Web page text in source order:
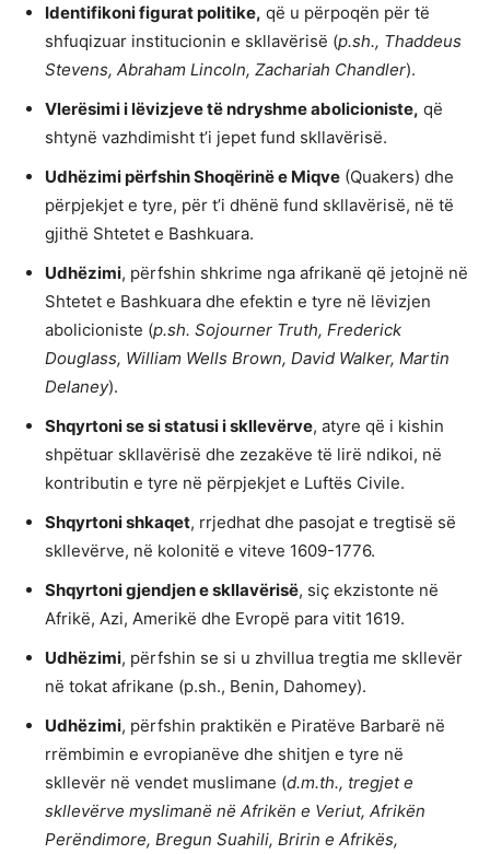
Identifikoni figurat politike, që u përpoqën për të
shfuqizuar institucionin e skllavërisë (p.sh., Thaddeus
Stevens, Abraham Lincoln, Zachariah Chandler).
Vlerësimi i lëvizjeve të ndryshme abolicioniste, që
shtynë vazhdimisht t’i jepet fund skllavërisë.
Udhëzimi përfshin Shoqërinë e Miqve (Quakers) dhe
përpjekjet e tyre, për t’i dhënë fund skllavërisë, në të
gjithë Shtetet e Bashkuara.
Udhëzimi, përfshin shkrime nga afrikanë që jetojnë në
Shtetet e Bashkuara dhe efektin e tyre në lëvizjen
abolicioniste (p.sh. Sojourner Truth, Frederick
Douglass, William Wells Brown, David Walker, Martin
Delaney).
Shqyrtoni se si statusi i skllevërve, atyre që i kishin
shpëtuar skllavërisë dhe zezakëve të lirë ndikoi, në
kontributin e tyre në përpjekjet e Luftës Civile.
Shqyrtoni shkaqet, rrjedhat dhe pasojat e tregtisë së
skllevërve, në kolonitë e viteve 1609-1776.
Shqyrtoni gjendjen e skllavërisë, siç ekzistonte në
Afrikë, Azi, Amerikë dhe Evropë para vitit 1619.
Udhëzimi, përfshin se si u zhvillua tregtia me skllevër
në tokat afrikane (p.sh., Benin, Dahomey).
Udhëzimi, përfshin praktikën e Piratëve Barbarë në
rrëmbimin e evropianëve dhe shitjen e tyre në
skllevër në vendet muslimane (d.m.th., tregjet e
skllevërve myslimanë në Afrikën e Veriut, Afrikën
Perëndimore, Bregun Suahili, Bririn e Afrikës,